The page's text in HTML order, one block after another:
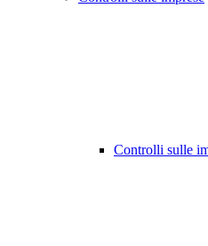
Controlli sulle